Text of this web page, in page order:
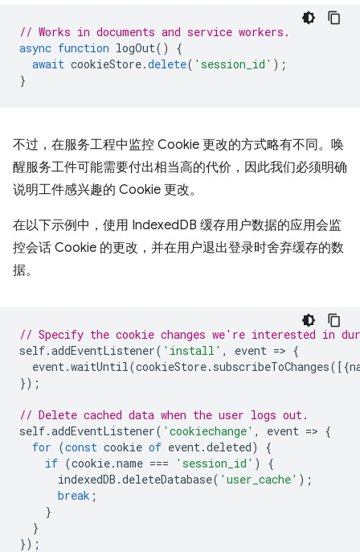
// Works in documents and service workers.
async function logOut()
{
await cookieStore.delete( 'session_id' );
}
不过，在服务工程中监控 Cookie 更改的方式略有不同。唤
醒服务工件可能需要付出相当高的代价，因此我们必须明确
说明工件感兴趣的 Cookie 更改。
在以下示例中，使用 IndexedDB 缓存用户数据的应用会监
控会话 Cookie 的更改，并在用户退出登录时舍弃缓存的数
据。
// Specify the cookie changes we're interested in
self.addEventListener( 'install' , event => {
event.waitUntil(cookieStore. subscribeToChanges([{
});
// Delete cached data when the user logs out.
self.addEventListener( 'cookiechange' , event => {
for (const cookie of event.deleted)
{
if (cookie.name === 'session_id' )
{
indexedDB .deleteDatabase( 'user_cache' );
break ;
}
}
});